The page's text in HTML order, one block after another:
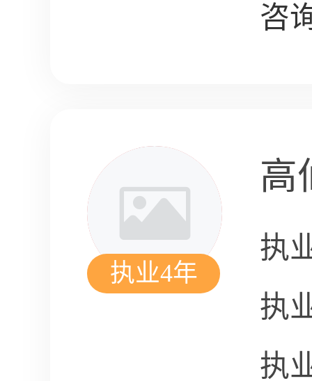
咨
执业4年
高
执
执
执